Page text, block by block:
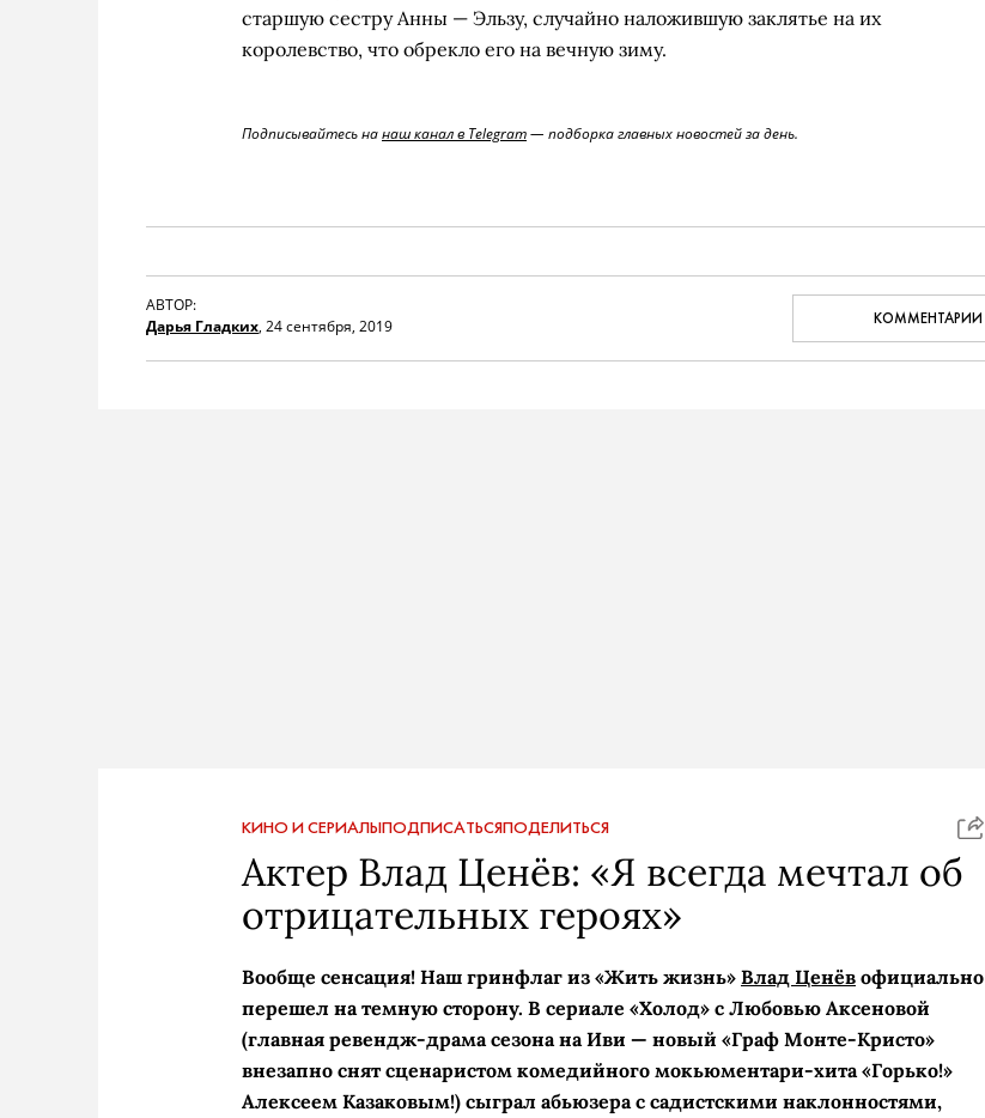
старшую сестру Анны — Эльзу, случайно наложившую заклятье на их
королевство, что обрекло его на вечную зиму.
Подписывайтесь нанаш канал в Telegram— подборка главных новостей за день.
АВТОР:
Дарья Гладких, 24 сентября, 2019 КОММЕНТАРИИ
КИНО И СЕРИАЛЫПОДПИСАТЬСЯПОДЕЛИТЬСЯ
Актер Влад Ценёв: «Я всегда мечтал об
отрицательных героях»
Вообще сенсация! Наш гринфлаг из «Жить жизнь» Влад Ценёв официально
перешел на темную сторону. В сериале «Холод» с Любовью Аксеновой
(главная ревендж-­драма сезона на Иви — новый «Граф Монте-­Кристо»
внезапно снят сценаристом комедийного мокьюментари-хита «Горько!»
Алексеем Казаковым!) сыграл абьюзера с садистскими наклонностями,